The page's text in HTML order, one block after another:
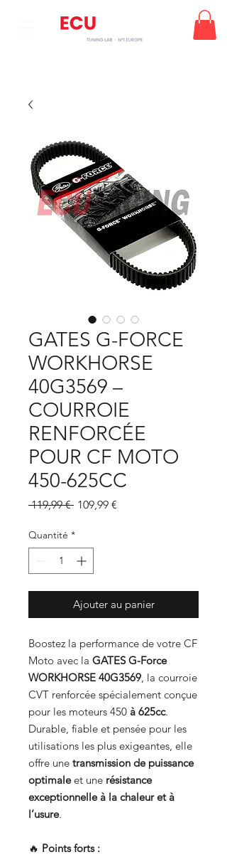
GATES G-FORCE
WORKHORSE
40G3569 –
COURROIE
RENFORCÉE
POUR CF MOTO
450-625CC
119,99 € Prix
109,99 €
Quantité *
Ajouter au panier
Boostez la performance de votre CF
Moto avec la GATES G-Force
WORKHORSE 40G3569, la courroie
CVT renforcée spécialement conçue
pour les moteurs 450 à 625cc.
Durable, fiable et pensée pour les
utilisations les plus exigeantes, elle
offre une transmission de puissance
optimaleet une résistance
exceptionnelle à la chaleur et à
l’usure.
🔥 Points forts :